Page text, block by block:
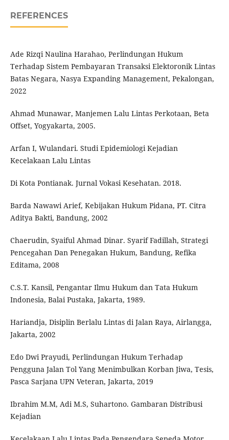
REFERENCES
Ade Rizqi Naulina Harahao, Perlindungan Hukum
Terhadap Sistem Pembayaran Transaksi Elektoronik Lintas
Batas Negara, Nasya Expanding Management, Pekalongan,
2022
Ahmad Munawar, Manjemen Lalu Lintas Perkotaan, Beta
Offset, Yogyakarta, 2005.
Arfan I, Wulandari. Studi Epidemiologi Kejadian
Kecelakaan Lalu Lintas
Di Kota Pontianak. Jurnal Vokasi Kesehatan. 2018.
Barda Nawawi Arief, Kebijakan Hukum Pidana, PT. Citra
Aditya Bakti, Bandung, 2002
Chaerudin, Syaiful Ahmad Dinar. Syarif Fadillah, Strategi
Pencegahan Dan Penegakan Hukum, Bandung, Refika
Editama, 2008
C.S.T. Kansil, Pengantar Ilmu Hukum dan Tata Hukum
Indonesia, Balai Pustaka, Jakarta, 1989.
Hariandja, Disiplin Berlalu Lintas di Jalan Raya, Airlangga,
Jakarta, 2002
Edo Dwi Prayudi, Perlindungan Hukum Terhadap
Pengguna Jalan Tol Yang Menimbulkan Korban Jiwa, Tesis,
Pasca Sarjana UPN Veteran, Jakarta, 2019
Ibrahim M.M, Adi M.S, Suhartono. Gambaran Distribusi
Kejadian